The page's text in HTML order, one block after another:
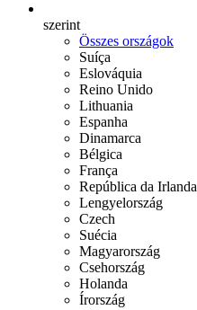
szerint
Összes országok
Suíça
Eslováquia
Reino Unido
Lithuania
Espanha
Dinamarca
Bélgica
França
República da Irlanda
Lengyelország
Czech
Suécia
Magyarország
Csehország
Holanda
Írország